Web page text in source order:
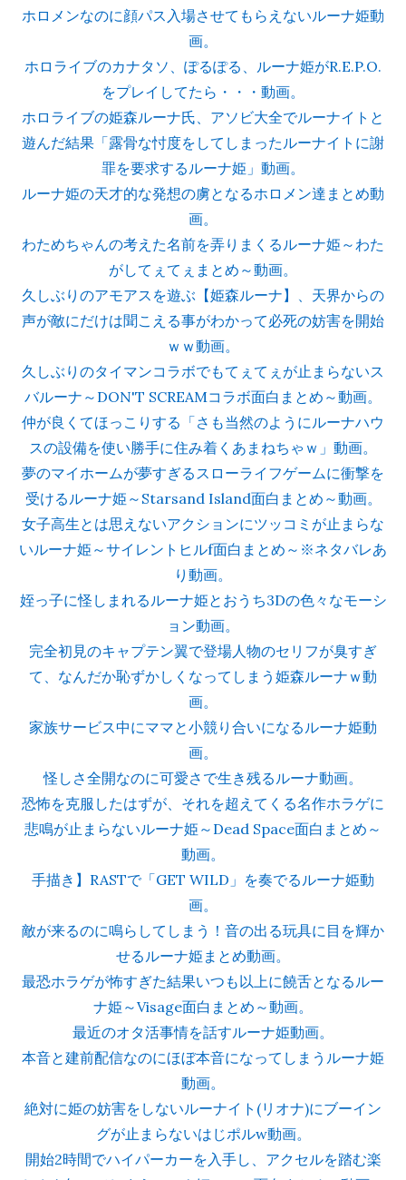
ホロメンなのに顔パス入場させてもらえないルーナ姫動
画。
ホロライブのカナタソ、ぽるぽる、ルーナ姫がR.E.P.O.
をプレイしてたら・・・動画。
ホロライブの姫森ルーナ氏、アソビ大全でルーナイトと
遊んだ結果「露骨な忖度をしてしまったルーナイトに謝
罪を要求するルーナ姫」動画。
ルーナ姫の天才的な発想の虜となるホロメン達まとめ動
画。
わためちゃんの考えた名前を弄りまくるルーナ姫～わた
がしてぇてぇまとめ～動画。
久しぶりのアモアスを遊ぶ【姫森ルーナ】、天界からの
声が敵にだけは聞こえる事がわかって必死の妨害を開始
ｗｗ動画。
久しぶりのタイマンコラボでもてぇてぇが止まらないス
バルーナ～DON'T SCREAMコラボ面白まとめ～動画。
仲が良くてほっこりする「さも当然のようにルーナハウ
スの設備を使い勝手に住み着くあまねちゃｗ」動画。
夢のマイホームが夢すぎるスローライフゲームに衝撃を
受けるルーナ姫～Starsand Island面白まとめ～動画。
女子高生とは思えないアクションにツッコミが止まらな
いルーナ姫～サイレントヒルf面白まとめ～※ネタバレあ
り動画。
姪っ子に怪しまれるルーナ姫とおうち3Dの色々なモーシ
ョン動画。
完全初見のキャプテン翼で登場人物のセリフが臭すぎ
て、なんだか恥ずかしくなってしまう姫森ルーナｗ動
画。
家族サービス中にママと小競り合いになるルーナ姫動
画。
怪しさ全開なのに可愛さで生き残るルーナ動画。
恐怖を克服したはずが、それを超えてくる名作ホラゲに
悲鳴が止まらないルーナ姫～Dead Space面白まとめ～
動画。
手描き】RASTで「GET WILD」を奏でるルーナ姫動
画。
敵が来るのに鳴らしてしまう！音の出る玩具に目を輝か
せるルーナ姫まとめ動画。
最恐ホラゲが怖すぎた結果いつも以上に饒舌となるルー
ナ姫～Visage面白まとめ～動画。
最近のオタ活事情を話すルーナ姫動画。
本音と建前配信なのにほぼ本音になってしまうルーナ姫
動画。
絶対に姫の妨害をしないルーナイト(リオナ)にブーイン
グが止まらないはじポルw動画。
開始2時間でハイパーカーを入手し、アクセルを踏む楽